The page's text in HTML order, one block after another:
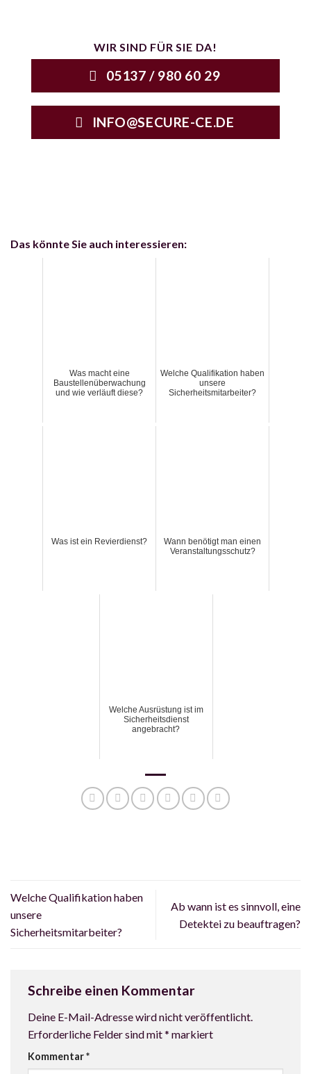
WIR SIND FÜR SIE DA!
05137 / 980 60 29
INFO@SECURE-CE.DE
Das könnte Sie auch interessieren:
Was macht eine
Baustellenüberwachung
und wie verläuft diese?
Welche Qualifikation haben
unsere
Sicherheitsmitarbeiter?
Was ist ein Revierdienst?
Wann benötigt man einen
Veranstaltungsschutz?
Welche Ausrüstung ist im
Sicherheitsdienst
angebracht?
Welche Qualifikation haben
unsere
Sicherheitsmitarbeiter?
Ab wann ist es sinnvoll, eine
Detektei zu beauftragen?
Schreibe einen Kommentar
Deine E-Mail-Adresse wird nicht veröffentlicht.
Erforderliche Felder sind mit* markiert
Kommentar*